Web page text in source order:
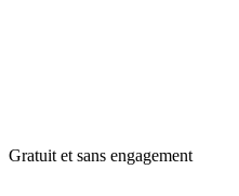
Gratuit et sans engagement